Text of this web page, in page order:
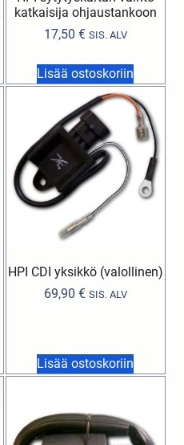
katkaisija ohjaustankoon
17,50 € SIS. ALV
Lisää ostoskoriin
HPI CDI yksikkö (valollinen)
69,90 € SIS. ALV
Lisää ostoskoriin